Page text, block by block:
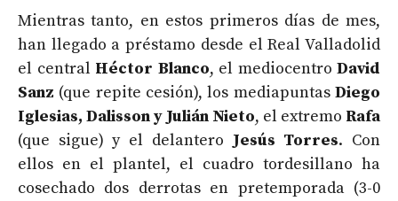
Mientras tanto, en estos primeros días de mes,
han llegado a préstamo desde el Real Valladolid
el central Héctor Blanco, el mediocentro David
Sanz (que repite cesión), los mediapuntas Diego
Iglesias, Dalisson y Julián Nieto, el extremo Rafa
(que sigue) y el delantero Jesús Torres. Con
ellos en el plantel, el cuadro tordesillano ha
cosechado dos derrotas en pretemporada (3-0